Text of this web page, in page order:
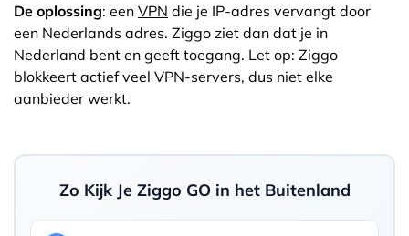
De oplossing: eenVPN die je IP-adres vervangt door
een Nederlands adres. Ziggo ziet dan dat je in
Nederland bent en geeft toegang. Let op: Ziggo
blokkeert actief veel VPN-servers, dus niet elke
aanbieder werkt.
Zo Kijk Je Ziggo GO in het Buitenland